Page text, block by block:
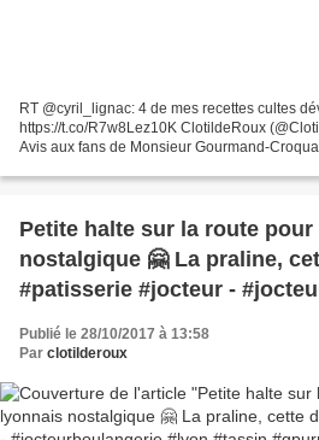
RT @cyril_lignac: 4 de mes recettes cultes
https://t.co/R7w8Lez10K ClotildeRoux
Avis aux fans de Monsieur Gourmand-
Petite halte sur la route
nostalgique 🤗 La praline, cette douceur...
#patisserie #jocteur -
#tassin #gpurmandise
Publié le 28/10/2017 à 13:58
Par clotilderoux